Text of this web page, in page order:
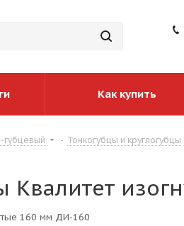
Как купить
- Тонкогубцы и круглогубцы
Квалитет
160 мм ДИ-160